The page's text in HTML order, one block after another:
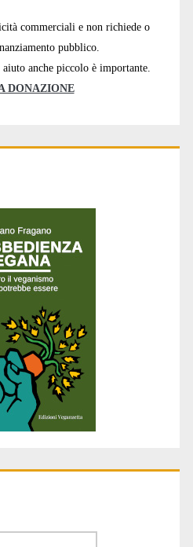
commerciali e non richiede o
pubblico.
anche piccolo è importante.
DONAZIONE